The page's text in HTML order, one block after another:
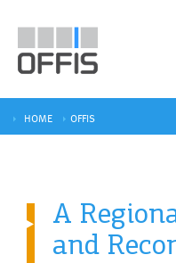
HOME OFFIS
A
and